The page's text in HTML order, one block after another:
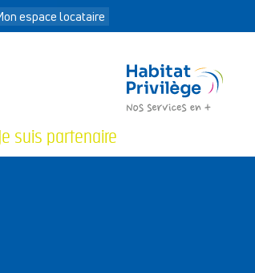
espace locataire
Je suis partenaire